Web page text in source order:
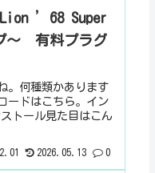
Lion ’68 Super
～ 有料プラグ
。何種類かあります
ードはこちら。イン
トール見た目はこん
2026.05.13 0